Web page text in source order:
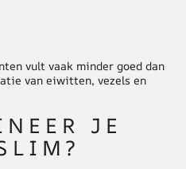
vult vaak minder goed dan
van eiwitten, vezels en
JE